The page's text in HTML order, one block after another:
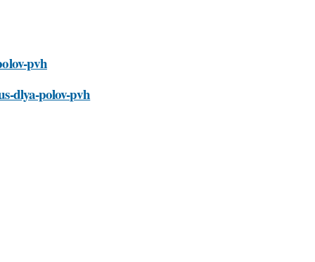
pvh
dlya-polov-pvh